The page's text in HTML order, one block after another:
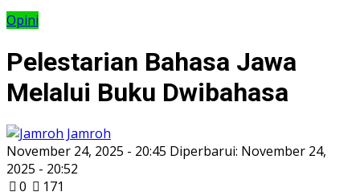
Opini
Pelestarian Bahasa Jawa
Melalui Buku Dwibahasa
Jamroh
November 24, 2025 - 20:45 Diperbarui: November 24,
2025 - 20:52
0
171